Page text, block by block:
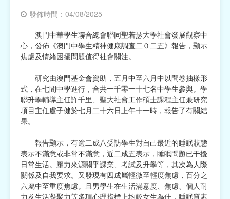
慈善中介及志願活動推廣
國際
其他
發佈時間：04/08/2025
澳門中華學生聯合總會聯同聖若瑟大學社會發展觀察中
心，發佈《澳門中學生精神健康調查二０二五》報告，顯示
焦慮及情緒困擾問題值得社會關注。
研究由澳門基金會資助，五月中至六月中以問卷抽樣形
式，在七間中學進行，合共一千零一十七名中學生參與。學
聯升學輔導主任許千里、聖大社會工作碩士課程主任兼研究
項目主任盧子健於七月二十六日上午十一時，報告了有關結
果。
報告顯示，有逾二成八受訪學生對自己最近的睡眠狀態
表示不滿意或非常不滿意，近二成五表示，睡眠問題已干擾
日常生活。壓力來源關乎課業、考試及升學等，其次為人際
關係及自我要求。又發現有四成屬輕微至輕度焦慮，百分之
六屬中至重度焦慮。且男學生在生活滿意度、焦慮、個人耐
力及生活凝聚力等多項心理指標上均較女生為佳，睡眠質素